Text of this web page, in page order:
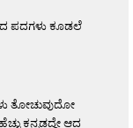
ಪದಗಳು ಕೂಡಲೆ
ತೋಚುವುದೋ
ಕನ್ನಡದ್ದೇ ಆದ